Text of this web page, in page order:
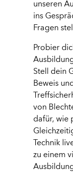
unseren
ins
Fragen
Probier
Stell dein
Beweis
von
dafür, wie
Technik
zu einem